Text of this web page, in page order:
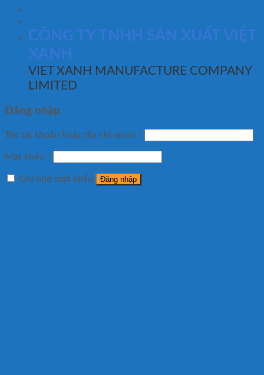
CÔNG TY TNHH SẢN XUẤT VIỆT
XANH
VIET XANH MANUFACTURE COMPANY
LIMITED
Đăng nhập
Tên tài khoản hoặc địa chỉ email *
Mật khẩu *
Ghi nhớ mật khẩu Đăng nhập